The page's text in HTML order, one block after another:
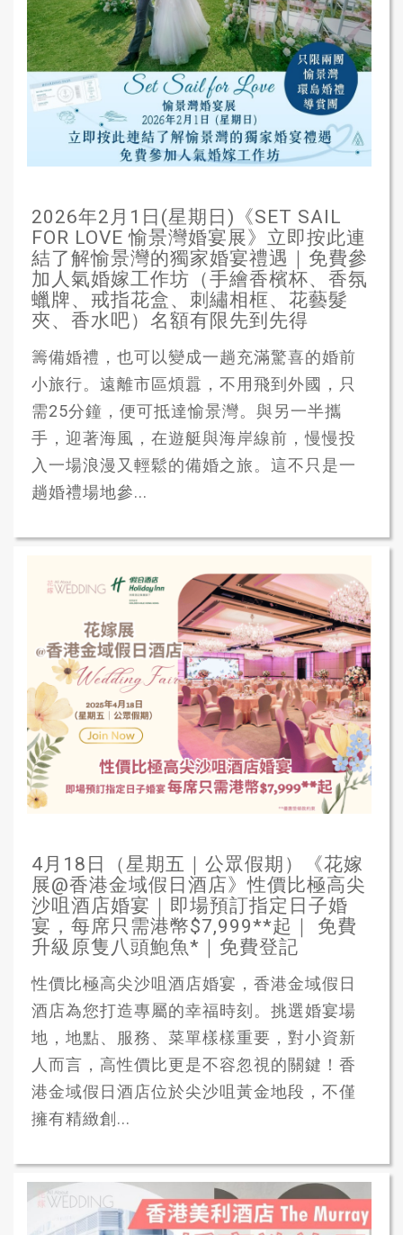
2026年2月1日(星期日)《SET SAIL
FOR LOVE 愉景灣婚宴展》立即按此連
結了解愉景灣的獨家婚宴禮遇｜免費參
加人氣婚嫁工作坊（手繪香檳杯、香氛
蠟牌、戒指花盒、刺繡相框、花藝髮
夾、香水吧）名額有限先到先得
籌備婚禮，也可以變成一趟充滿驚喜的婚前
小旅行。遠離市區煩囂，不用飛到外國，只
需25分鐘，便可抵達愉景灣。與另一半攜
手，迎著海風，在遊艇與海岸線前，慢慢投
入一場浪漫又輕鬆的備婚之旅。這不只是一
趟婚禮場地參...
4月18日（星期五｜公眾假期）《花嫁
展@香港金域假日酒店》性價比極高尖
沙咀酒店婚宴｜即場預訂指定日子婚
宴，每席只需港幣$7,999**起｜ 免費
升級原隻八頭鮑魚*｜免費登記
性價比極高尖沙咀酒店婚宴，香港金域假日
酒店為您打造專屬的幸福時刻。挑選婚宴場
地，地點、服務、菜單樣樣重要，對小資新
人而言，高性價比更是不容忽視的關鍵！香
港金域假日酒店位於尖沙咀黃金地段，不僅
擁有精緻創...